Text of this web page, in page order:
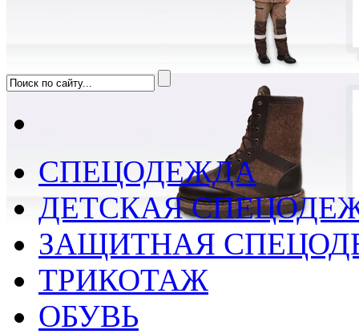
СПЕЦОДЕЖДА
ДЕТСКАЯ
ЗАЩИТНАЯ
ТРИКОТАЖ
ОБУВЬ